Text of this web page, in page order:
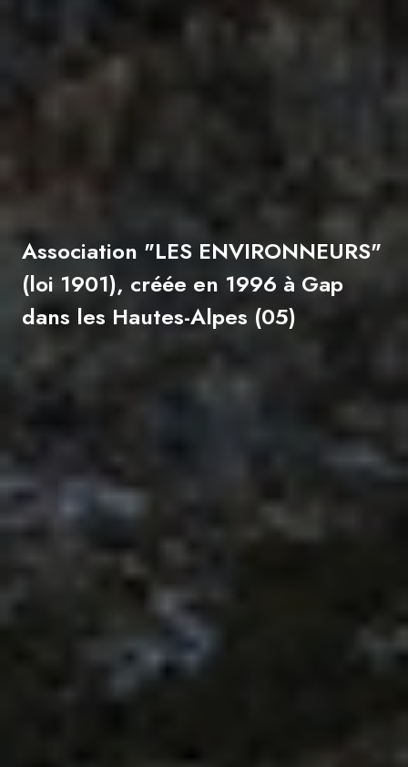
Association "LES ENVIRONNEURS"
(loi 1901), créée en 1996 à Gap
dans les Hautes-Alpes (05)